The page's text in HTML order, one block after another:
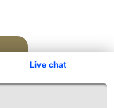
Live chat